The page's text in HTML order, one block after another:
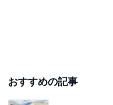
おすすめの記事